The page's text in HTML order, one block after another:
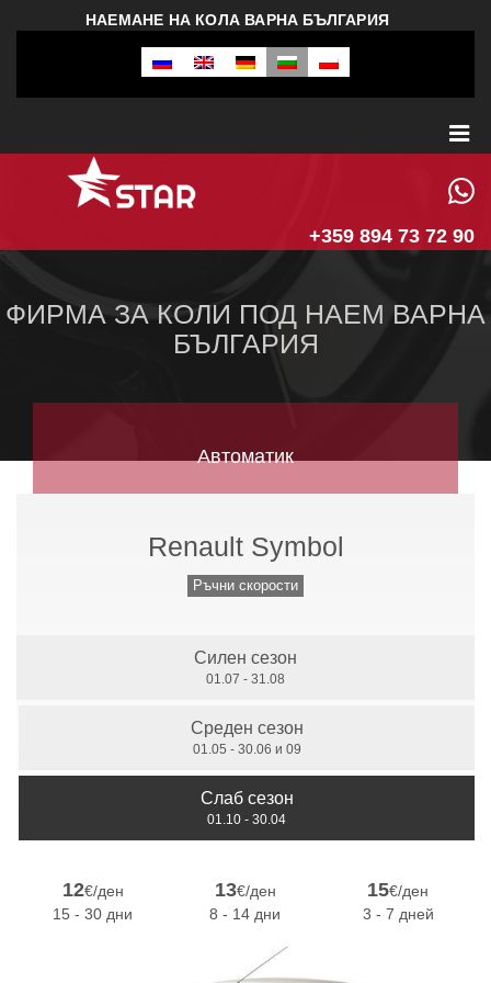
НАЕМАНЕ НА КОЛА ВАРНА БЪЛГАРИЯ
+359 894 73 72 90
ФИРМА ЗА КОЛИ ПОД НАЕМ ВАРНА
БЪЛГАРИЯ
Автоматик
Ръчни скорости
7 Местни
Renault Symbol
Ръчни скорости
Силен сезон
01.07 - 31.08
Среден сезон
01.05 - 30.06 и 09
Слаб сезон
01.10 - 30.04
12€/ден
15 - 30 дни
13€/ден
8 - 14 дни
15€/ден
3 - 7 дней